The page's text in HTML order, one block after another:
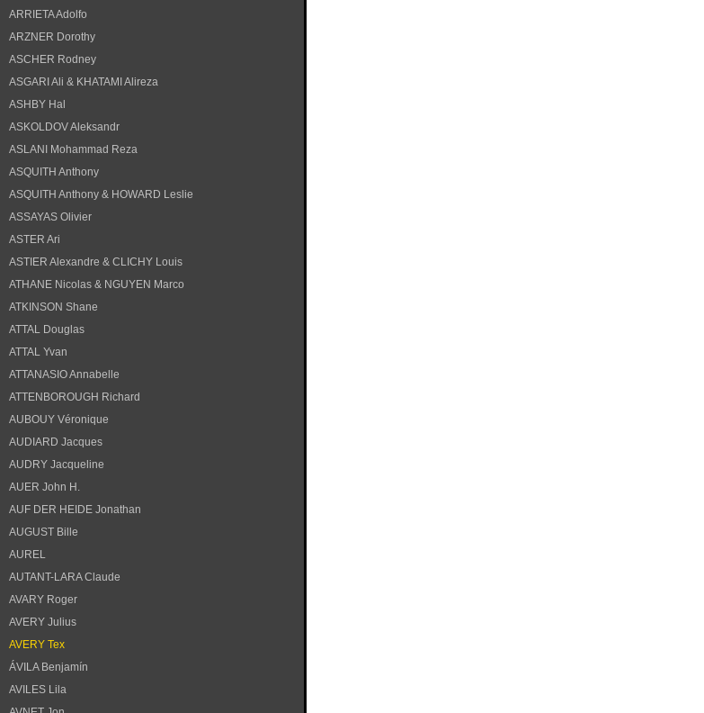
ARRIETA Adolfo
ARZNER Dorothy
ASCHER Rodney
ASGARI Ali & KHATAMI Alireza
ASHBY Hal
ASKOLDOV Aleksandr
ASLANI Mohammad Reza
ASQUITH Anthony
ASQUITH Anthony & HOWARD Leslie
ASSAYAS Olivier
ASTER Ari
ASTIER Alexandre & CLICHY Louis
ATHANE Nicolas & NGUYEN Marco
ATKINSON Shane
ATTAL Douglas
ATTAL Yvan
ATTANASIO Annabelle
ATTENBOROUGH Richard
AUBOUY Véronique
AUDIARD Jacques
AUDRY Jacqueline
AUER John H.
AUF DER HEIDE Jonathan
AUGUST Bille
AUREL
AUTANT-LARA Claude
AVARY Roger
AVERY Julius
AVERY Tex
ÁVILA Benjamín
AVILES Lila